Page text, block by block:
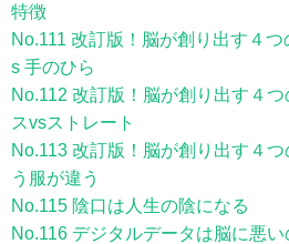
特徴
No.111 改訂版！脳が創り出す４
s 手のひら
No.112 改訂版！脳が創り出す４
スvsストレート
No.113 改訂版！脳が創り出す４
う服が違う
No.115 陰口は人生の陰になる
No.116 デジタルデータは脳に悪い